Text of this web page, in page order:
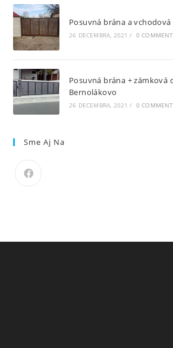
Posuvná brána a
26 DECEMBRA, 2021 / 0
Posuvná brána + zámková
Bernolákovo
26 DECEMBRA, 2021 / 0
Sme Aj Na